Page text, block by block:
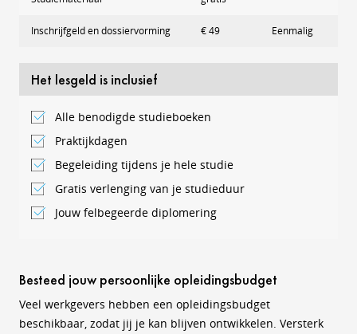
Inschrijfgeld en dossiervorming € 49 Eenmalig
Het lesgeld is inclusief
Alle benodigde studieboeken
Praktijkdagen
Begeleiding tijdens je hele studie
Gratis verlenging van je studieduur
Jouw felbegeerde diplomering
Besteed jouw persoonlijke opleidingsbudget
Veel werkgevers hebben een opleidingsbudget
beschikbaar, zodat jij je kan blijven ontwikkelen. Versterk